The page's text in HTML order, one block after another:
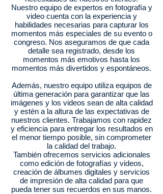
Nuestro equipo de expertos en fotografía y
video cuenta con la experiencia y
habilidades necesarias para capturar los
momentos más especiales de su evento o
congreso. Nos aseguramos de que cada
detalle sea registrado, desde los
momentos más emotivos hasta los
momentos más divertidos y espontáneos.
Además, nuestro equipo utiliza equipos de
última generación para garantizar que las
imágenes y los videos sean de alta calidad
y estén a la altura de las expectativas de
nuestros clientes. Trabajamos con rapidez
y eficiencia para entregar los resultados en
el menor tiempo posible, sin comprometer
la calidad del trabajo.
También ofrecemos servicios adicionales
como edición de fotografías y videos,
creación de álbumes digitales y servicios
de impresión de alta calidad para que
pueda tener sus recuerdos en sus manos.